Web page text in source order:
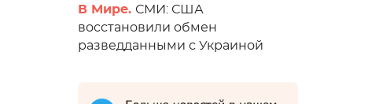
В Мире. СМИ: США
восстановили обмен
разведданными с Украиной